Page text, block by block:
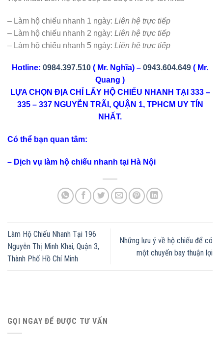
– Làm hộ chiếu nhanh 1 ngày: Liên hệ trực tiếp
– Làm hộ chiếu nhanh 2 ngày: Liên hệ trực tiếp
– Làm hộ chiếu nhanh 5 ngày: Liên hệ trực tiếp
Hotline: 0984.397.510 ( Mr. Nghĩa) – 0943.604.649 ( Mr.
Quang )
LỰA CHỌN ĐỊA CHỈ LẤY HỘ CHIẾU NHANH TẠI 333 –
335 – 337 NGUYỄN TRÃI, QUẬN 1, TPHCM UY TÍN
NHẤT.
Có thể bạn quan tâm:
– Dịch vụ làm hộ chiếu nhanh tại Hà Nội
Làm Hộ Chiếu Nhanh Tại 196
Nguyễn Thị Minh Khai, Quận 3,
Thành Phố Hồ Chí Minh
Những lưu ý về hộ chiếu để có
một chuyến bay thuận lợi
GỌI NGAY ĐỂ ĐƯỢC TƯ VẤN